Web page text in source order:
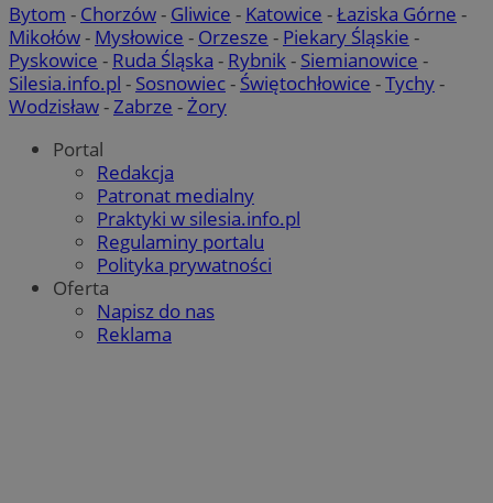
Bytom - Chorzów- Gliwice - Katowice -Łaziska Górne -
Mikołów- Mysłowice - Orzesze - Piekary Śląskie -
Pyskowice - Ruda Śląska - Rybnik- Siemianowice -
Silesia.info.pl - Sosnowiec- Świętochłowice -Tychy-
Wodzisław-Zabrze -Żory
Portal
Redakcja
Patronat medialny
Praktyki w silesia.info.pl
Regulaminy portalu
Polityka prywatności
Oferta
Napisz do nas
Reklama